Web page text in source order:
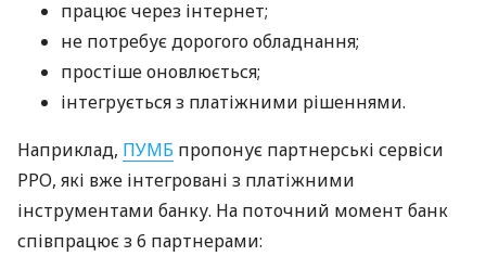
працює через інтернет;
не потребує дорогого обладнання;
простіше оновлюється;
інтегрується з платіжними рішеннями.
Наприклад, ПУМБ пропонує партнерські сервіси
РРО, які вже інтегровані з платіжними
інструментами банку. На поточний момент банк
співпрацює з 6 партнерами: